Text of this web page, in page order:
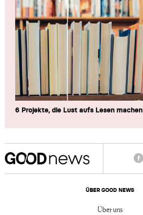
6 Projekte, die Lust aufs Lesen machen
ÜBER GOOD NEWS
Über uns